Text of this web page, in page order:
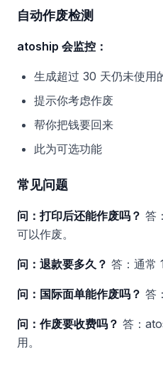
自动作废检测
atoship 会监控：
生成超过 30 天仍未使用
提示你考虑作废
帮你把钱要回来
此为可选功能
常见问题
问：打印后还能作废吗？ 答
可以作废。
问：退款要多久？ 答：通常
问：国际面单能作废吗？ 答
问：作废要收费吗？ 答：
用。